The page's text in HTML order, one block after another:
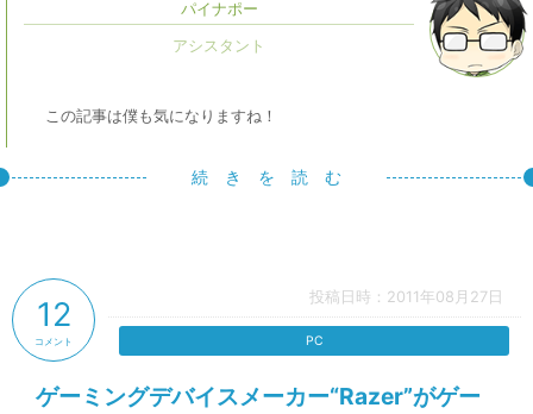
パイナポー
この記事は僕も気になりますね！
続 き を 読 む
投稿日時：2011年08月27日
ゲーミングデバイスメーカー“Razer”がゲー
12
コメント PC